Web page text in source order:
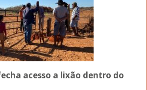
acesso a lixão dentro do